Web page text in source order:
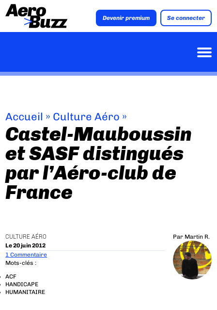
Devenir premium Se connecter
Accueil » Culture Aéro »
Castel-Mauboussin
et SASF distingués
par l’Aéro-club de
France
CULTURE AÉRO
Le 20 juin 2012
Par Martin R.
1 Commentaire
Mots-clés :
ACF
HANDICAPE
HUMANITAIRE